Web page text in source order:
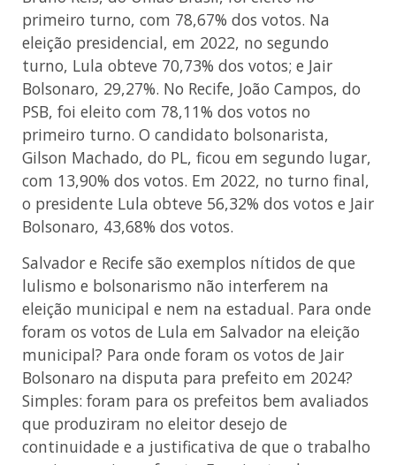
primeiro turno, com 78,67% dos votos. Na
eleição presidencial, em 2022, no segundo
turno, Lula obteve 70,73% dos votos; e Jair
Bolsonaro, 29,27%. No Recife, João Campos, do
PSB, foi eleito com 78,11% dos votos no
primeiro turno. O candidato bolsonarista,
Gilson Machado, do PL, ficou em segundo lugar,
com 13,90% dos votos. Em 2022, no turno final,
o presidente Lula obteve 56,32% dos votos e Jair
Bolsonaro, 43,68% dos votos.
Salvador e Recife são exemplos nítidos de que
lulismo e bolsonarismo não interferem na
eleição municipal e nem na estadual. Para onde
foram os votos de Lula em Salvador na eleição
municipal? Para onde foram os votos de Jair
Bolsonaro na disputa para prefeito em 2024?
Simples: foram para os prefeitos bem avaliados
que produziram no eleitor desejo de
continuidade e a justificativa de que o trabalho